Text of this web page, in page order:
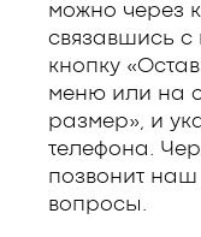
можно через
связавшись
кнопку
меню или на
размер», и
телефона.
позвонит наш
вопросы.